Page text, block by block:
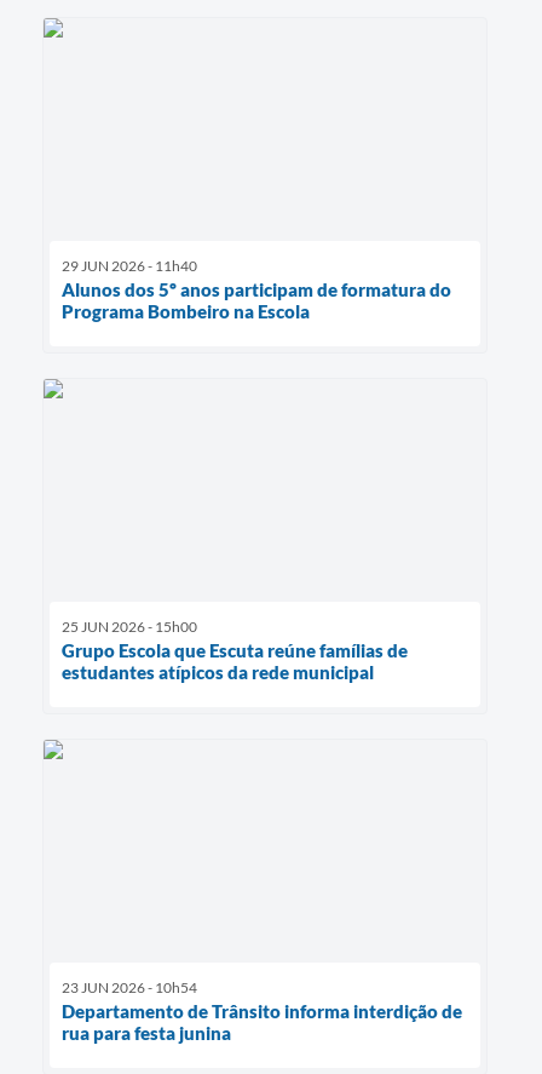
29 JUN 2026 - 11h40
Alunos dos 5º anos participam de formatura do
Programa Bombeiro na Escola
25 JUN 2026 - 15h00
Grupo Escola que Escuta reúne famílias de
estudantes atípicos da rede municipal
23 JUN 2026 - 10h54
Departamento de Trânsito informa interdição de
rua para festa junina